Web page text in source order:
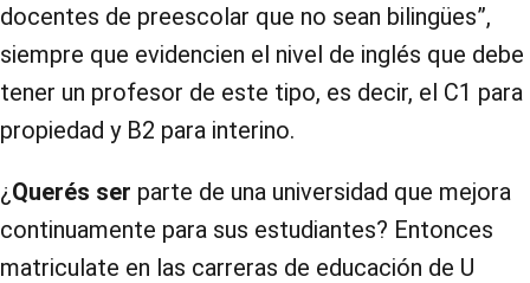
docentes de preescolar que no sean bilingües”,
siempre que evidencien el nivel de inglés que debe
tener un profesor de este tipo, es decir, el C1 para
propiedad y B2 para interino.
¿ Querés ser parte de una universidad que mejora
continuamente para sus estudiantes? Entonces
matriculate en las carreras de educación de U